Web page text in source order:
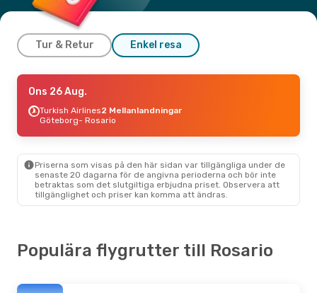
Tur & Retur Enkel resa
Mån 7 Sep.- Mån 14 Sep.
Aerolineas Argentinas
1 Mellanlandning
Aerolineas Argentinas
Rosario
- Madrid
Ons 26 Aug.
Turkish Airlines2 Mellanlandningar
Göteborg- Rosario
Priserna som visas på den här sidan var tillgängliga under de
senaste 20 dagarna för de angivna perioderna och bör inte
betraktas som det slutgiltiga erbjudna priset. Observera att
tillgänglighet och priser kan komma att ändras.
Populära flygrutter till Rosario